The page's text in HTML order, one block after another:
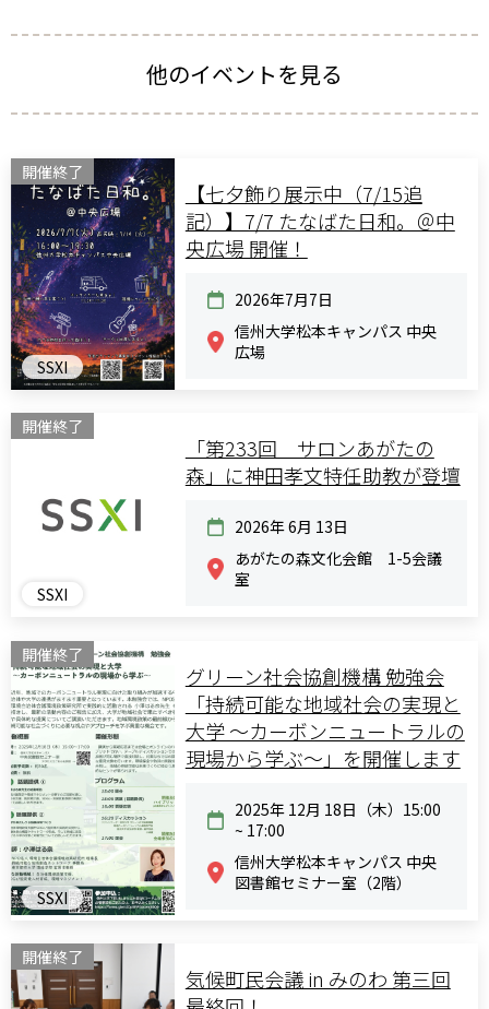
他のイベントを見る
SSXI
開催終了
【七夕飾り展示中（7/15追
記）】7/7 たなばた日和。＠中
央広場 開催！
2026年7月7日
信州大学松本キャンパス 中央
広場
SSXI
開催終了
「第233回 サロンあがたの
森」に神田孝文特任助教が登壇
2026年 6月 13日
あがたの森文化会館 1-5会議
室
SSXI
開催終了
グリーン社会協創機構 勉強会
「持続可能な地域社会の実現と
大学 〜カーボンニュートラルの
現場から学ぶ〜」を開催します
2025年 12月 18日（木）15:00
~ 17:00
信州大学松本キャンパス 中央
図書館セミナー室（2階）
開催終了
気候町民会議 in みのわ 第三回